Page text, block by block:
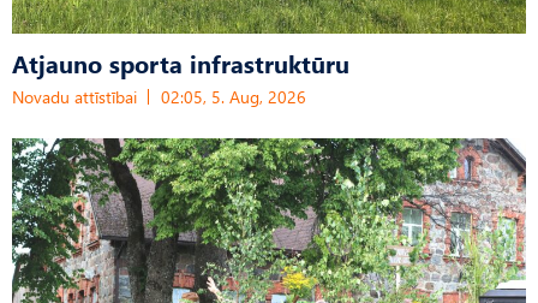
Atjauno sporta infrastruktūru
Novadu attīstībai 02:05, 5. Aug, 2026